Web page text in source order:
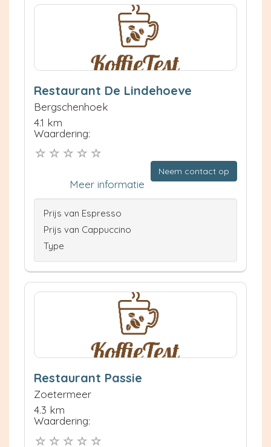
Restaurant De Lindehoeve
Bergschenhoek
4.1 km
Waardering:
Neem contact op
Meer informatie
Prijs van Espresso
Prijs van Cappuccino
Type
Restaurant Passie
Zoetermeer
4.3 km
Waardering: